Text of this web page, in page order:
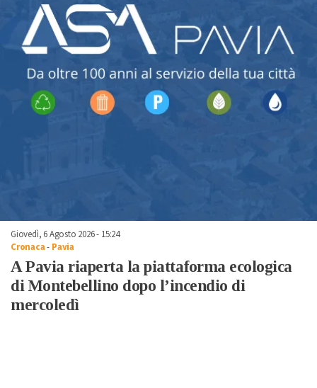
Giovedì, 6 Agosto 2026 - 15:24
Cronaca- Pavia
A Pavia riaperta la piattaforma ecologica
di Montebellino dopo l’incendio di
mercoledì